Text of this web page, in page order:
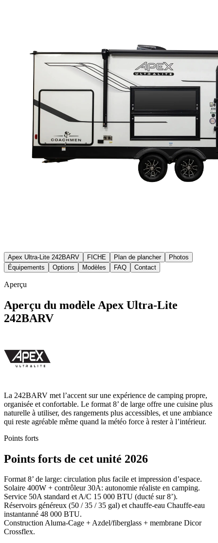
Apex Ultra-Lite 242BARV FICHE Plan de plancher
Photos
Équipements
Options Modèles FAQ Contact
Aperçu
Aperçu du modèle Apex Ultra-Lite
242BARV
La 242BARV met l’accent sur une expérience de camping propre,
organisée et confortable. Le format 8’ de large offre une cuisine plus
naturelle à utiliser, des rangements plus accessibles, et une ambiance
qui reste agréable même quand la météo force à rester à l’intérieur.
Points forts
Points forts de cet unité 2026
Format 8’ de large: circulation plus facile et impression d’espace.
Solaire 400W + contrôleur 30A: autonomie réaliste en camping.
Service 50A standard et A/C 15 000 BTU (ducté sur 8’).
Réservoirs généreux (50 / 35 / 35 gal) et chauffe-eau Chauffe-eau
instantanné 48 000 BTU.
Construction Aluma-Cage + Azdel/fiberglass + membrane Dicor
Crossflex.